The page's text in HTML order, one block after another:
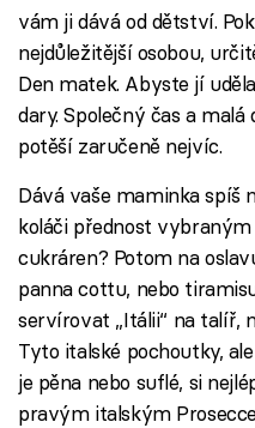
vám ji dává od dětství.
nejdůležitější osobou,
Den matek. Abyste jí
dary. Společný čas a
potěší zaručeně nejvíc.
Dává vaše maminka spíš
koláči přednost
cukráren? Potom na
panna cottu, nebo
servírovat „Itálii“ na talíř,
Tyto italské pochoutky,
je pěna nebo suflé, si
pravým italským